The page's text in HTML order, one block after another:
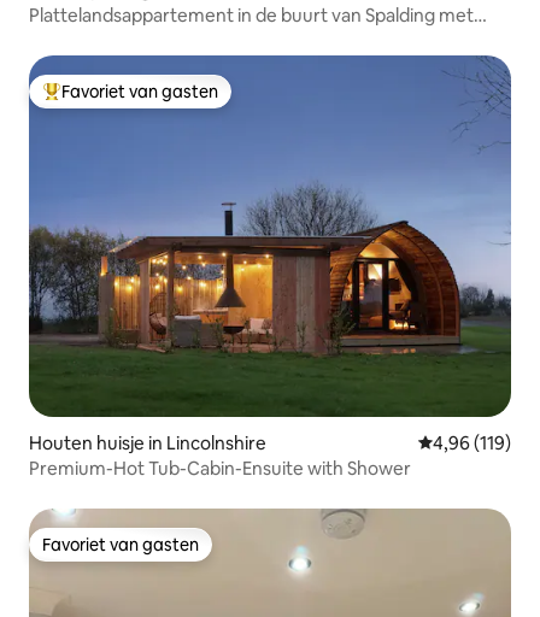
Plattelandsappartement in de buurt van Spalding met
Topfavoriet van gasten
Favoriet van gasten
Houten huisje in Lincolnshire Gemiddelde
4,96 (119)
Premium-Hot Tub-Cabin-Ensuite with Shower
Favoriet van gasten
Favoriet van gasten